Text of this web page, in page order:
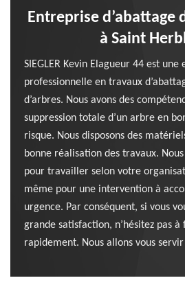
Entreprise d’abattage
à Saint
SIEGLER Kevin Elagueur 44 est une
professionnelle en travaux
d’arbres. Nous avons des
suppression totale d’un arbre en
risque. Nous disposons des
bonne réalisation des travaux.
pour travailler selon votre
même pour une intervention à
urgence. Par conséquent, si vous
grande satisfaction, n’hésitez pas
rapidement. Nous allons vous